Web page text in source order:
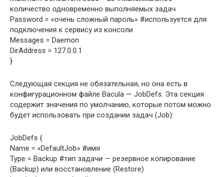
количество одновременно выполняемых задач
Password = «очень сложный пароль» #используется для
подключения к сервису из консоли
Messages = Daemon
DirAddress = 127.0.0.1
}
Следующая секция не обязательная, но она есть в
конфигурационном файле Bacula — JobDefs. Эта секция
содержит значения по умолчанию, которые потом можно
будет использовать при создании задач (Job):
JobDefs {
Name = «DefaultJob» #имя
Type = Backup #тип задачи — резервное копирование
(Backup) или восстановление (Restore)